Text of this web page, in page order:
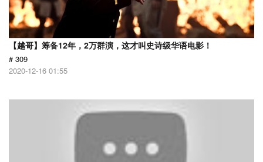
【越哥】筹备12年，2万群演，这才叫史诗级华语电影！
# 309
2020-12-16 01:55